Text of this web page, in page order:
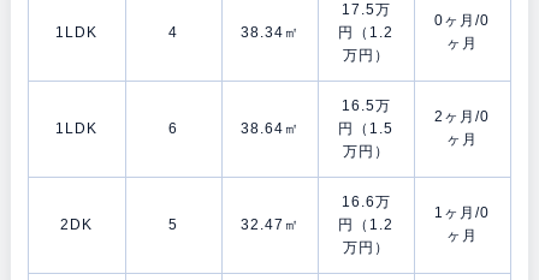
1LDK 4 38.34㎡
17.5万
円（1.2
万円）
0ヶ月/0
ヶ月
1LDK 6 38.64㎡
16.5万
円（1.5
万円）
2ヶ月/0
ヶ月
2DK 5 32.47㎡
16.6万
円（1.2
万円）
1ヶ月/0
ヶ月